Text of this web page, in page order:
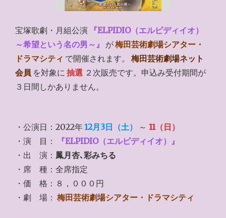
宝塚歌劇・月組公演 『ELPIDIO（エルピディイオ）
～希望という名の男～』
が梅田芸術劇場シアター・
ドラマシティ で開催されます。
梅田芸術劇場ネット
会員 を対象に 抽選 ２次販売です。申込み受付期間が
３日間しかありません。
・公演日：2022年12月3日（土） ～ 11（日）
・演 目：
『ELPIDIO（エルピディイオ）』
・出 演： 鳳月杏､彩みちる
・席 種：全席指定
・価 格：８，０００円
・劇 場： 梅田芸術劇場シアター・ドラマシティ